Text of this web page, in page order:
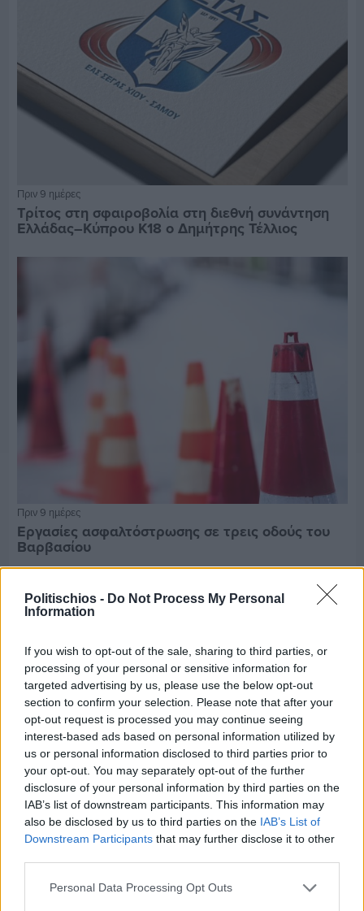
Politischios - Do Not Process My Personal
Information
If you wish to opt-out of the sale, sharing to third parties, or
processing of your personal or sensitive information for
targeted advertising by us, please use the below opt-out
section to confirm your selection. Please note that after your
opt-out request is processed you may continue seeing
interest-based ads based on personal information utilized by
us or personal information disclosed to third parties prior to
your opt-out. You may separately opt-out of the further
disclosure of your personal information by third parties on the
IAB’s list of downstream participants. This information may
also be disclosed by us to third parties on the IAB’s List of
Downstream Participants that may further disclose it to other
Personal Data Processing Opt Outs
Πριν 9 ημέρες
Τρίτος στη σφαιροβολία στη διεθνή συνάντηση
Ελλάδας–Κύπρου Κ18 ο Δημήτρης Τέλλιος
Πριν 9 ημέρες
Εργασίες ασφαλτόστρωσης σε τρεις οδούς του
Βαρβασίου
Πριν 9 ημέρες
Διακοπές ρεύματος: Συνασπισμό των
επιχειρήσεων προτείνει το Επιμελητήριο